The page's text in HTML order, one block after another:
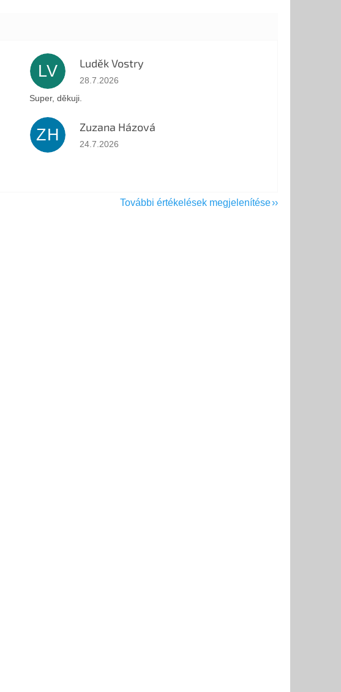
LV Luděk Vostry
Az áruház értékelése 5-ből 5 csillag.
28.7.2026
Super, děkuji.
ZH Zuzana Házová
Az áruház értékelése 5-ből 5 csillag.
24.7.2026
További értékelések megjelenítése